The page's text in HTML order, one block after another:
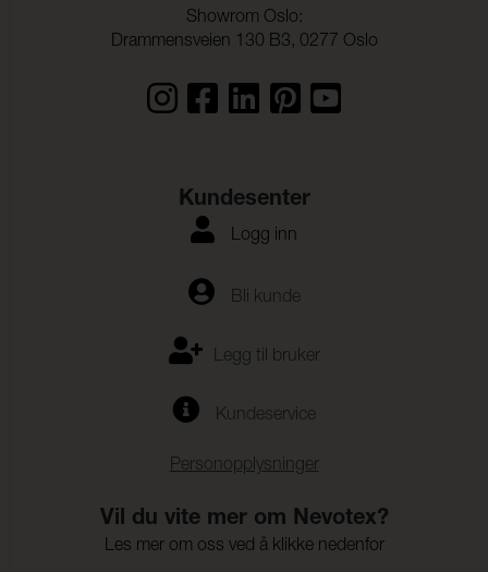
Showrom Oslo:
Drammensveien 130 B3, 0277 Oslo
Kundesenter
Logg inn
Bli kunde
Legg til bruker
Kundeservice
Personopplysninger
Vil du vite mer om Nevotex?
Les mer om oss ved å klikke nedenfor